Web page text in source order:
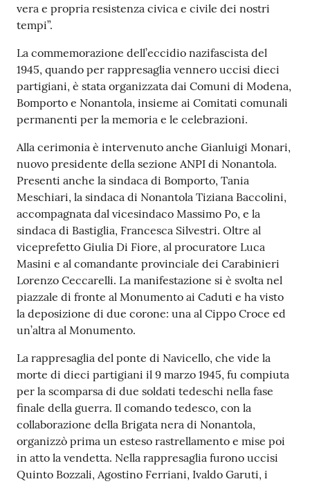
vera e propria resistenza civica e civile dei nostri
tempi”.
La commemorazione dell’eccidio nazifascista del
1945, quando per rappresaglia vennero uccisi dieci
partigiani, è stata organizzata dai Comuni di Modena,
Bomporto e Nonantola, insieme ai Comitati comunali
permanenti per la memoria e le celebrazioni.
Alla cerimonia è intervenuto anche Gianluigi Monari,
nuovo presidente della sezione ANPI di Nonantola.
Presenti anche la sindaca di Bomporto, Tania
Meschiari, la sindaca di Nonantola Tiziana Baccolini,
accompagnata dal vicesindaco Massimo Po, e la
sindaca di Bastiglia, Francesca Silvestri. Oltre al
viceprefetto Giulia Di Fiore, al procuratore Luca
Masini e al comandante provinciale dei Carabinieri
Lorenzo Ceccarelli. La manifestazione si è svolta nel
piazzale di fronte al Monumento ai Caduti e ha visto
la deposizione di due corone: una al Cippo Croce ed
un’altra al Monumento.
La rappresaglia del ponte di Navicello, che vide la
morte di dieci partigiani il 9 marzo 1945, fu compiuta
per la scomparsa di due soldati tedeschi nella fase
finale della guerra. Il comando tedesco, con la
collaborazione della Brigata nera di Nonantola,
organizzò prima un esteso rastrellamento e mise poi
in atto la vendetta. Nella rappresaglia furono uccisi
Quinto Bozzali, Agostino Ferriani, Ivaldo Garuti, i